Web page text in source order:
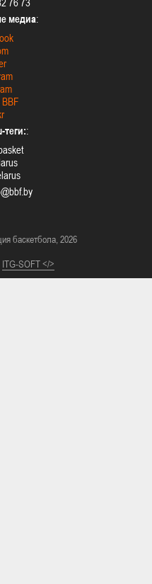
76 73
медиа:
:
баскетбола, 2026
ITG-SOFT </>